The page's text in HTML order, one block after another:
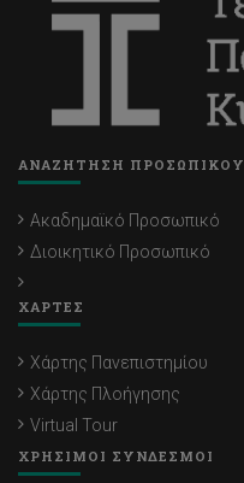
ΑΝΑΖΗΤΗΣΗ ΠΡΟΣΩΠΙΚΟΥ
Ακαδημαϊκό Προσωπικό
Διοικητικό Προσωπικό
ΧΑΡΤΕΣ
Χάρτης Πανεπιστημίου
Χάρτης Πλοήγησης
Virtual Tour
ΧΡΗΣΙΜΟΙ ΣΥΝΔΕΣΜΟΙ